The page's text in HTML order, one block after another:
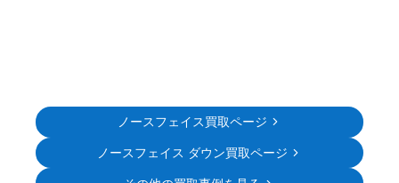
ノースフェイス買取ページ
ノースフェイス ダウン買取ページ